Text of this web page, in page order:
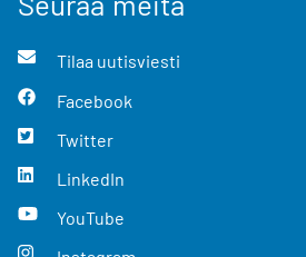
Tilaa uutisviesti
Facebook
Twitter
LinkedIn
YouTube